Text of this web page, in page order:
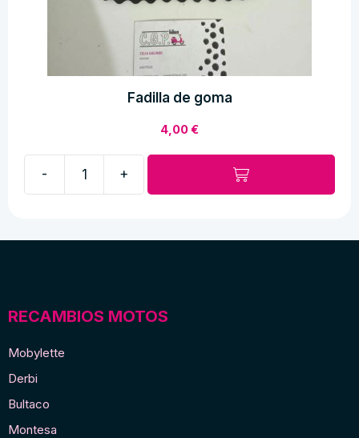
Fadilla de goma
4,00€
-
cantidad
+
RECAMBIOS MOTOS
Mobylette
Derbi
Bultaco
Montesa